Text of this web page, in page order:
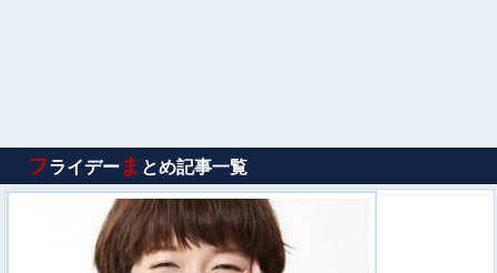
フライデーま とめ記事一覧